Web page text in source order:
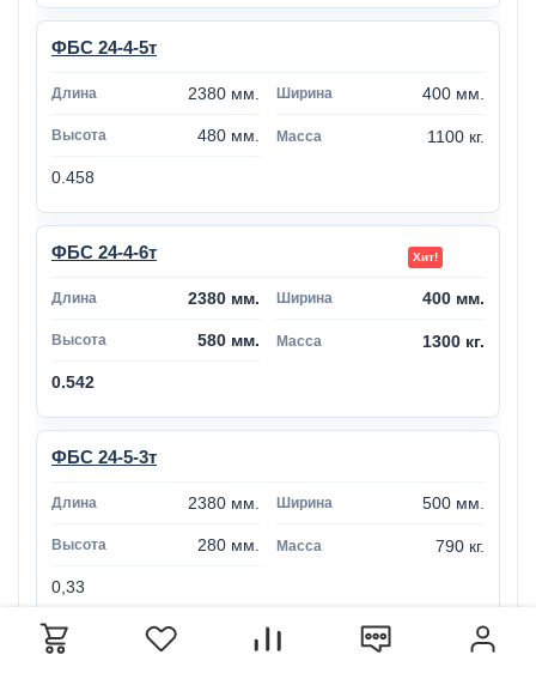
ФБС 24-4-5т
2380 мм. 400 мм.
480 мм. 1100 кг.
0.458
ФБС 24-4-6т
2380 мм. 400 мм.
580 мм. 1300 кг.
0.542
ФБС 24-5-3т
2380 мм. 500 мм.
280 мм. 790 кг.
0,33